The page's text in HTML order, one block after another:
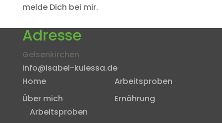
melde Dich bei mir.
Adresse
Gelsenkirchen
info@isabel-kulessa.de
Home
Über mich
Arbeitsproben
Arbeitsproben
Ernährung